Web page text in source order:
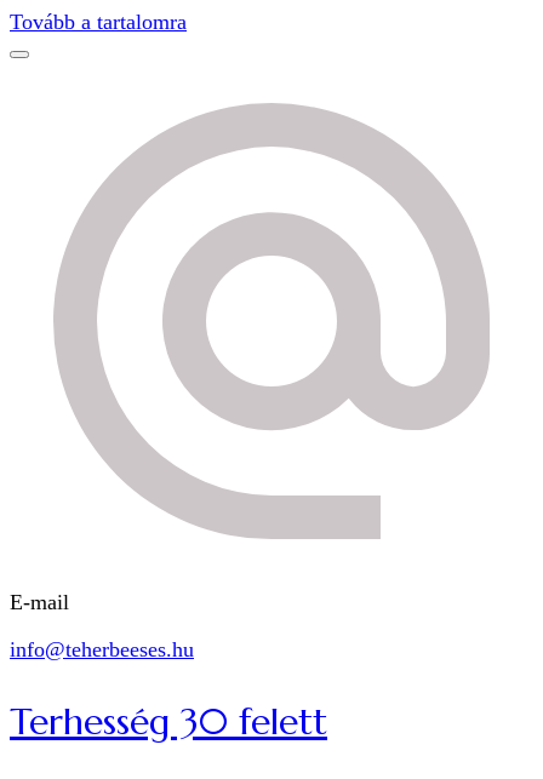
Tovább a tartalomra
E-mail
info@teherbeeses.hu
Terhesség 30 felett